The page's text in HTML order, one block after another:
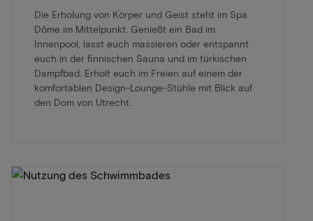
Die Erholung von Körper und Geist steht im Spa
Dôme im Mittelpunkt. Genießt ein Bad im
Innenpool, lasst euch massieren oder entspannt
euch in der finnischen Sauna und im türkischen
Dampfbad. Erholt euch im Freien auf einem der
komfortablen Design-Lounge-Stühle mit Blick auf
den Dom von Utrecht.